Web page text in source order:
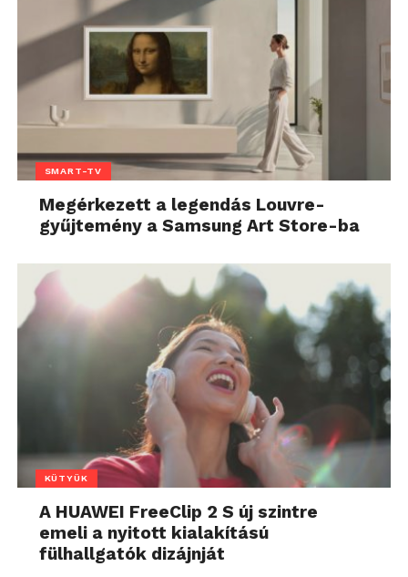
SMART-TV
Megérkezett a legendás Louvre-
gyűjtemény a Samsung Art Store-ba
KÜTYÜK
A HUAWEI FreeClip 2 S új szintre
emeli a nyitott kialakítású
fülhallgatók dizájnját